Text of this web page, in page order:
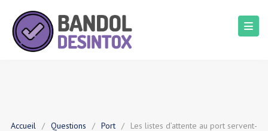
Accueil / Questions / Port /
Les listes d’attente au port servent-